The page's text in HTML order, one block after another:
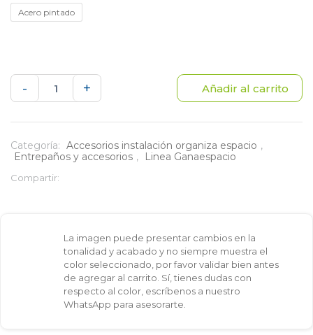
Acero pintado
-
Soporte
de
2m
de
muebles
con
+ Añadir al carrito
Categoría: Accesorios instalación organiza espacio ,
Entrepaños y accesorios , Linea Ganaespacio
Compartir:
La imagen puede presentar cambios en la
tonalidad y acabado y no siempre muestra el
color seleccionado, por favor validar bien antes
de agregar al carrito. Sí, tienes dudas con
respecto al color, escríbenos a nuestro
WhatsApp para asesorarte.